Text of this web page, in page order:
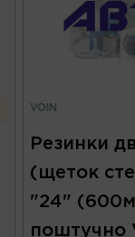
VOIN
Резинки
(щеток
"24"
поштучно